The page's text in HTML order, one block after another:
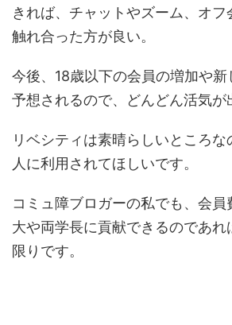
きれば、チャットやズーム、オフ
触れ合った方が良い。
今後、18歳以下の会員の増加や
予想されるので、どんどん活気が
リベシティは素晴らしいところ
人に利用されてほしいです。
コミュ障ブロガーの私でも、会
大や両学長に貢献できるのであれ
限りです。